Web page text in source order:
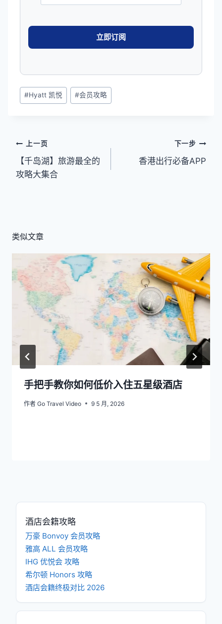
文
章
#Hyatt 凯悦 #会员攻略
文
章
导
上一页
【千岛湖】旅游最全的
攻略大集合
下一步
香港出行必备APP
类似文章
手把手教你如何低价入住五星级酒店
作者 Go Travel Video 9 5 月, 2026
酒店会籍攻略
万豪 Bonvoy 会员攻略
雅高 ALL 会员攻略
IHG 优悦会 攻略
希尔顿 Honors 攻略
酒店会籍终极对比 2026